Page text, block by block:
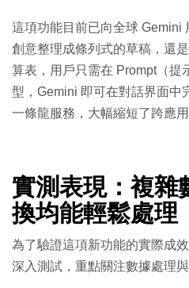
這項功能目前已向全球 Gemini
創意整理成條列式的草稿，還
算表，用戶只需在 Prompt（提
型，Gemini 即可在對話界面中
一條龍服務，大幅縮短了跨應
實測表現：複雜
換均能輕鬆處理
為了驗證這項新功能的實際成
深入測試，重點關注數據處理